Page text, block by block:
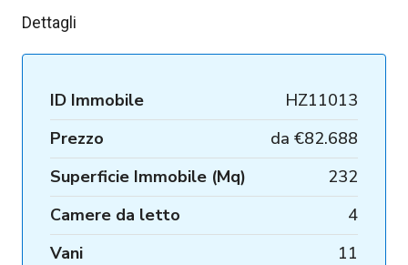
Dettagli
ID Immobile
HZ11013
Prezzo
da €82.688
Superficie Immobile (Mq)
232
Camere da letto
4
Vani
11